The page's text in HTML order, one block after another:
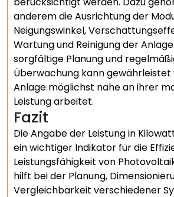
anderem die Ausrichtung der
Neigungswinkel,
Wartung und Reinigung der
sorgfältige Planung und
Überwachung kann gewährleistet
Anlage möglichst nahe an ihrer
Leistung arbeitet.
Fazit
Die Angabe der Leistung in
ein wichtiger Indikator für die
Leistungsfähigkeit von
hilft bei der Planung,
Vergleichbarkeit verschiedener